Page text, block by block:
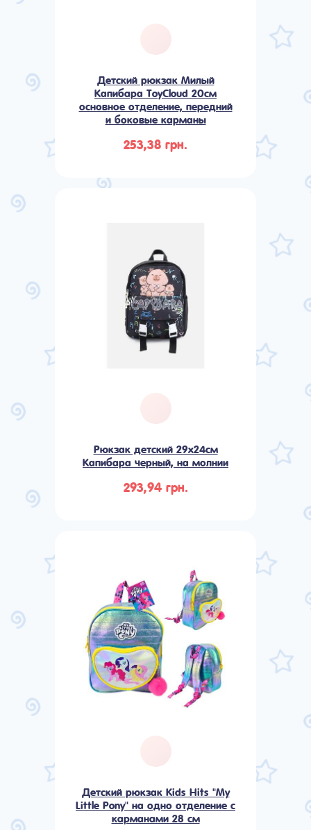
Детский рюкзак Милый
Капибара ToyCloud 20см
основное отделение, передний
и боковые карманы
253,38 грн.
Рюкзак детский 29х24см
Капибара черный, на молнии
293,94 грн.
Детский рюкзак Kids Hits "My
Little Pony" на одно отделение с
карманами 28 см